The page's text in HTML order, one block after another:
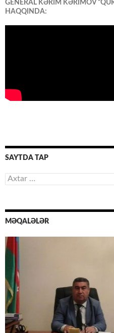
GENERAL KƏRİM KƏRİMOV
HAQQINDA:
SAYTDA TAP
Axtarış:
MƏQALƏLƏR